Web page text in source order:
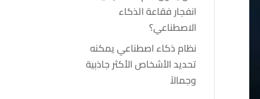
انفجار فقاعة الذكاء
الاصطناعي؟
نظام ذكاء اصطناعي يمكنه
تحديد الأشخاص الأكثر جاذبية
وجمالاً